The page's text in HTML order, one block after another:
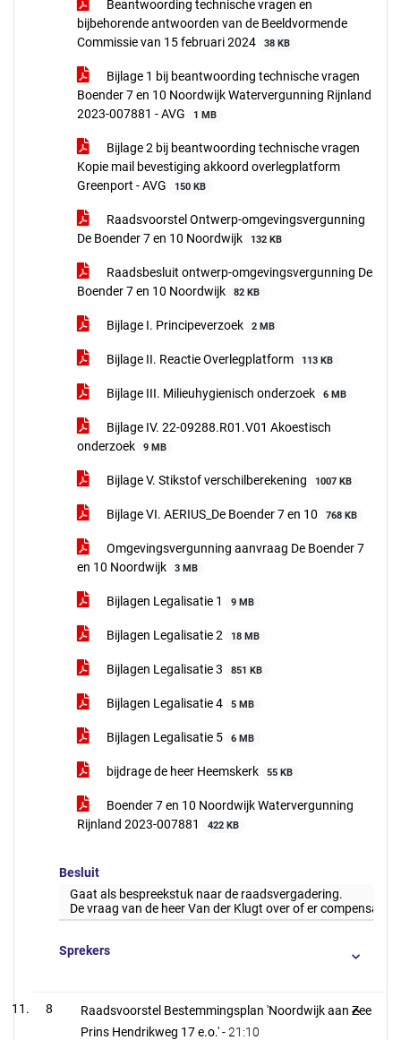
Beantwoording technische vragen en
bijbehorende antwoorden van de Beeldvormende
Commissie van 15 februari 2024
38 KB
Bijlage 1 bij beantwoording technische vragen
Boender 7 en 10 Noordwijk Watervergunning Rijnland
2023-007881 - AVG
1 MB
Bijlage 2 bij beantwoording technische vragen
Kopie mail bevestiging akkoord overlegplatform
Greenport - AVG
150 KB
Raadsvoorstel Ontwerp-omgevingsvergunning
De Boender 7 en 10 Noordwijk
132 KB
Raadsbesluit ontwerp-omgevingsvergunning De
Boender 7 en 10 Noordwijk
82 KB
Bijlage I. Principeverzoek 2 MB
Bijlage II. Reactie Overlegplatform 113 KB
Bijlage III. Milieuhygienisch onderzoek 6 MB
Bijlage IV. 22-09288.R01.V01 Akoestisch
onderzoek
9 MB
Bijlage V. Stikstof verschilberekening 1007 KB
Bijlage VI. AERIUS_De Boender 7 en 10 768 KB
Omgevingsvergunning aanvraag De Boender 7
en 10 Noordwijk
3 MB
Bijlagen Legalisatie 1 9 MB
Bijlagen Legalisatie 2 18 MB
Bijlagen Legalisatie 3 851 KB
Bijlagen Legalisatie 4 5 MB
Bijlagen Legalisatie 5 6 MB
bijdrage de heer Heemskerk 55 KB
Boender 7 en 10 Noordwijk Watervergunning
Rijnland 2023-007881
422 KB
Besluit
Gaat als bespreekstuk naar de raadsvergadering.
De vraag van de heer Van der Klugt over of er
Sprekers
8
Raadsvoorstel Bestemmingsplan 'Noordwijk aan Zee
Prins Hendrikweg 17 e.o.' -21:10